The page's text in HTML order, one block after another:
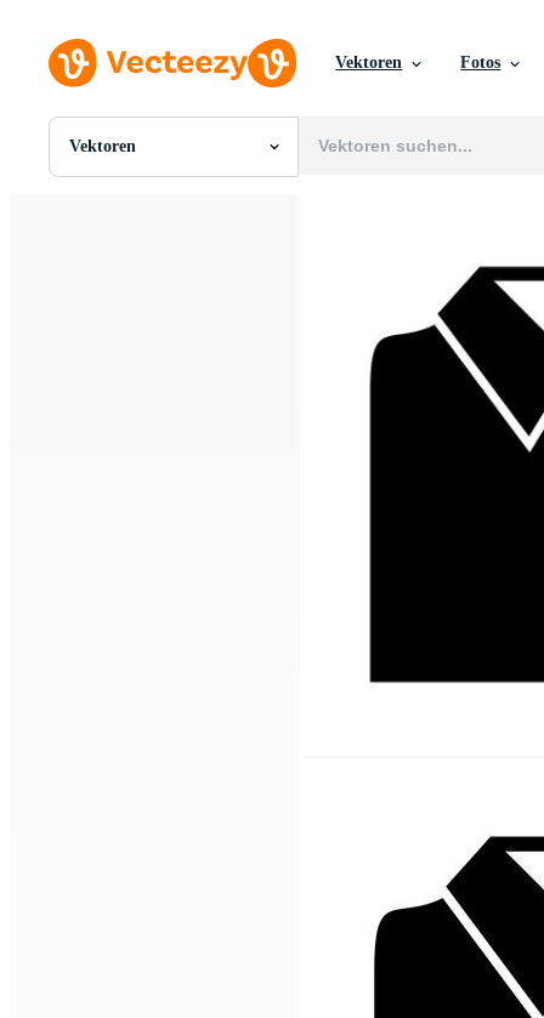
Vektoren Fotos
Vektoren
Alle Bilder